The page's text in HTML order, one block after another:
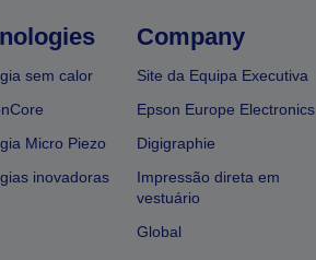
sem calor
Micro Piezo
inovadoras
Company
Site da Equipa Executiva
Epson Europe Electronics
Digigraphie
Impressão direta em
vestuário
Global